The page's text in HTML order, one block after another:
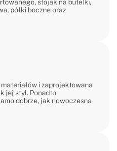
stojak na butelki,
półki boczne oraz
i zaprojektowana
jej styl. Ponadto
dobrze, jak nowoczesna